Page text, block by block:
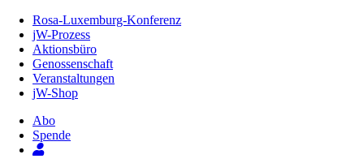
Inhalt
Seite
Rosa-Luxemburg-Konferenz
jW-Prozess
Aktionsbüro
Genossenschaft
Veranstaltungen
jW-Shop
Abo
Spende